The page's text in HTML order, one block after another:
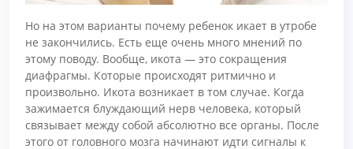
Но на этом варианты почему ребенок икает в утробе
не закончились. Есть еще очень много мнений по
этому поводу. Вообще, икота — это сокращения
диафрагмы. Которые происходят ритмично и
произвольно. Икота возникает в том случае. Когда
зажимается блуждающий нерв человека, который
связывает между собой абсолютно все органы. После
этого от головного мозга начинают идти сигналы к